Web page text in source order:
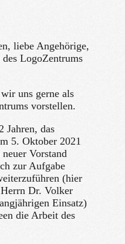
liebe Angehörige,
LogoZentrums
uns gerne als
vorstellen.
Jahren, das
5. Oktober 2021
Vorstand
zur Aufgabe
(hier
Dr. Volker
Einsatz)
die Arbeit des